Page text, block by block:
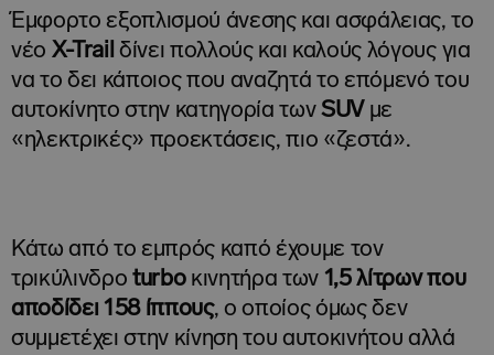
Έμφορτο εξοπλισμού άνεσης και ασφάλειας, το
νέο X-Trail δίνει πολλούς και καλούς λόγους για
να το δει κάποιος που αναζητά το επόμενό του
αυτοκίνητο στην κατηγορία τωνSUV με
«ηλεκτρικές» προεκτάσεις, πιο «ζεστά».
Κάτω από το εμπρός καπό έχουμε τον
τρικύλινδροturboκινητήρα των 1,5 λίτρων που
αποδίδει 158 ίππους, ο οποίος όμως δεν
συμμετέχει στην κίνηση του αυτοκινήτου αλλά